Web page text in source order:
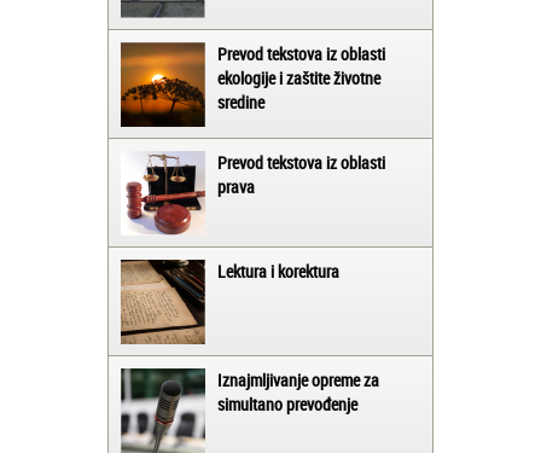
Prevod tekstova iz oblasti
ekologije i zaštite životne
sredine
Prevod tekstova iz oblasti
prava
Lektura i korektura
Iznajmljivanje opreme za
simultano prevođenje